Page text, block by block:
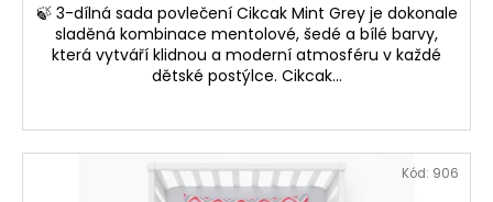
🍃 3-dílná sada povlečení Cikcak Mint Grey je dokonale
sladěná kombinace mentolové, šedé a bílé barvy,
která vytváří klidnou a moderní atmosféru v každé
dětské postýlce. Cikcak...
Kód: 906